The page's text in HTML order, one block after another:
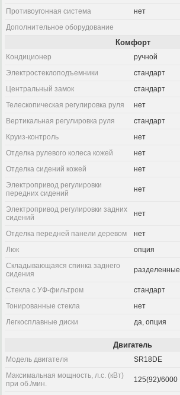
Противоугонная система
нет
Дополнительное оборудование
Комфорт
Кондиционер
ручной
Электростеклоподъемники
стандарт
Центральный замок
стандарт
Телескопическая регулировка руля
нет
Вертикальная регулировка руля
стандарт
Круиз-контроль
нет
Отделка рулевого колеса кожей
нет
Отделка сидений кожей
нет
Электропривод регулировки
передних сидений
нет
Электропривод регулировки задних
сидений
нет
Отделка передней панели деревом
нет
Люк
опция
Складывающаяся спинка заднего
сидения
разделенные
Стекла с УФ-фильтром
стандарт
Тонированные стекла
нет
Легкосплавные диски
да, опция
Двигатель
Модель двигателя
SR18DE
Максимальная мощность, л.с. (кВт)
при об./мин.
125(92)/6000